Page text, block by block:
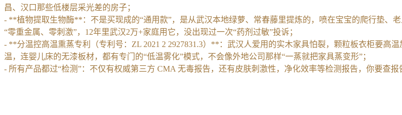
昌、汉口那些低楼层采光差的房子；
- **植物提取生物酶**：不是买现成的“通用款”，是从武汉本地绿萝、常春藤里提炼的，喷在宝宝的爬行垫
“零重金属、零刺激”，12年里武汉2万+家庭用它，没出现过一次“药剂过敏”投诉；
- **分温控高温熏蒸专利（专利号：ZL 2021 2 2927831.3）**：武汉人爱用的实木家具怕裂，颗粒板衣柜要
温，连婴儿床的无漆板材，都有专门的“低温雾化”模式，不会像外地公司那样“一蒸就把家具蒸变形”；
- 所有产品都过“检测”：不仅有权威第三方 CMA 无毒报告，还有皮肤刺激性，净化效率等检测报告，你要查报